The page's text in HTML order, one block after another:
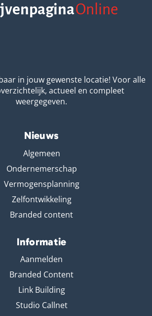
Online
in jouw gewenste locatie! Voor alle
actueel en compleet
weergegeven.
Nieuws
Algemeen
Ondernemerschap
Vermogensplanning
Zelfontwikkeling
Branded content
Informatie
Aanmelden
Branded Content
Link Building
Studio Callnet